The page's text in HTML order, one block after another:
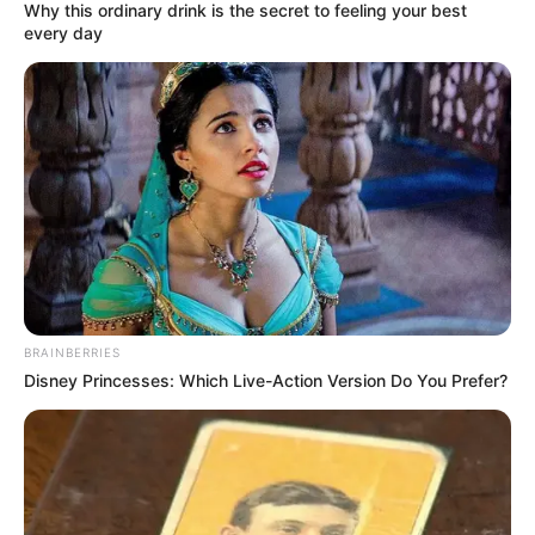
Why this ordinary drink is the secret to feeling your best
every day
BRAINBERRIES
Disney Princesses: Which Live-Action Version Do You Prefer?